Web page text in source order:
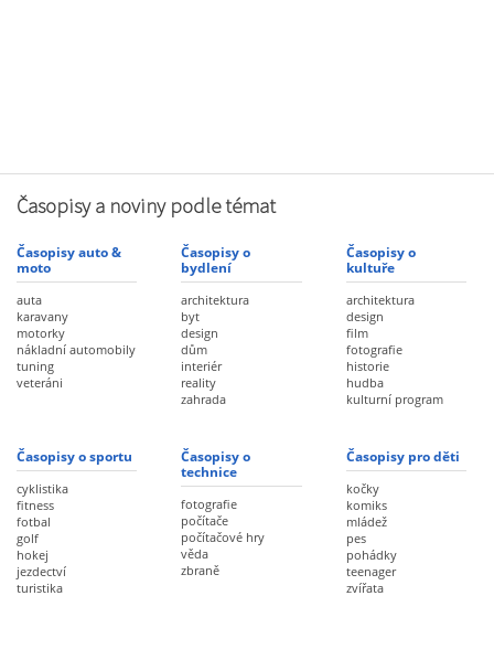
Časopisy a noviny podle témat
Časopisy auto &
moto
auta
karavany
motorky
nákladní automobily
tuning
veteráni
Časopisy o
bydlení
architektura
byt
design
dům
interiér
reality
zahrada
Časopisy o
kultuře
architektura
design
film
fotografie
historie
hudba
kulturní program
Časopisy o sportu
cyklistika
fitness
fotbal
golf
hokej
jezdectví
turistika
Časopisy o
technice
fotografie
počítače
počítačové hry
věda
zbraně
Časopisy pro děti
kočky
komiks
mládež
pes
pohádky
teenager
zvířata